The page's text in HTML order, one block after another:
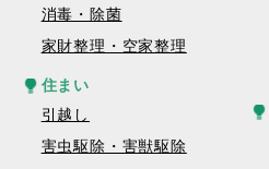
消毒・除菌
家財整理・空家整理
住まい
引越し
害虫駆除・害獣駆除